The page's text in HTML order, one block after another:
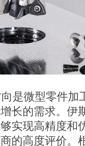
是微型零件加
长的需求。伊
实现高精度和
的高度评价。